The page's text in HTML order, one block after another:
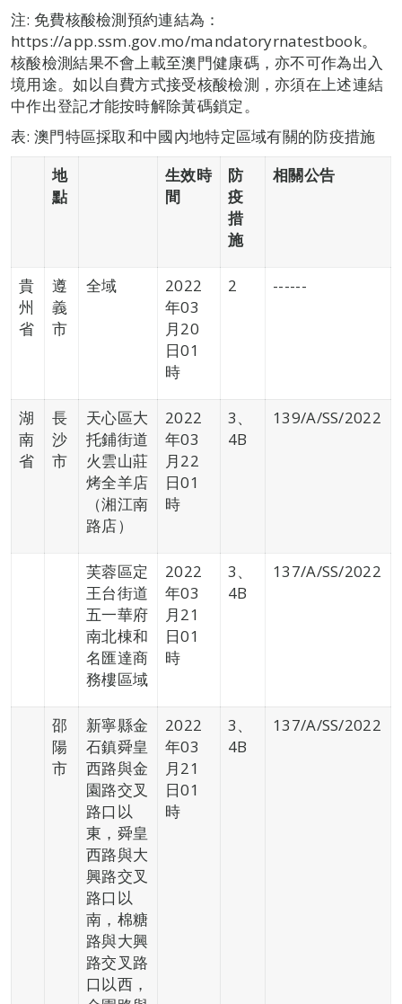
注: 免費核酸檢測預約連結為：
https://app.ssm.gov.mo/mandatoryrnatestbook。
核酸檢測結果不會上載至澳門健康碼，亦不可作為出入
境用途。如以自費方式接受核酸檢測，亦須在上述連結
中作出登記才能按時解除黃碼鎖定。
表: 澳門特區採取和中國內地特定區域有關的防疫措施
地
點
生效時
間
防
疫
措
施
相關公告
貴
州
省
遵
義
市
全域
2022
年03
月20
日01
時
2 ------
湖
南
省
長
沙
市
天心區大
托鋪街道
火雲山莊
烤全羊店
（湘江南
路店）
2022
年03
月22
日01
時
3、
4B
139/A/SS/2022
芙蓉區定
王台街道
五一華府
南北棟和
名匯達商
務樓區域
2022
年03
月21
日01
時
3、
4B
137/A/SS/2022
邵
陽
市
新寧縣金
石鎮舜皇
西路與金
園路交叉
路口以
東，舜皇
西路與大
興路交叉
路口以
南，棉糖
路與大興
路交叉路
口以西，
2022
年03
月21
日01
時
3、
4B
137/A/SS/2022